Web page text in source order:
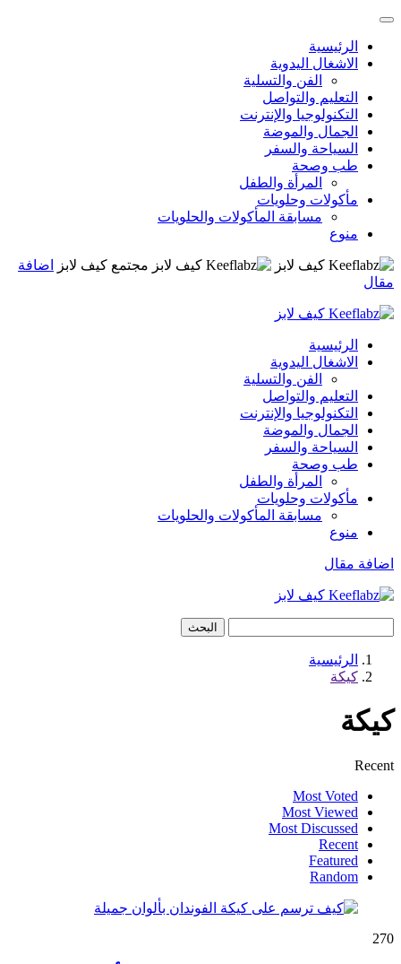
الرئيسية
الاشغال اليدوية
الفن والتسلية
التعليم والتواصل
التكنولوجيا والإنترنت
الجمال والموضة
السياحة والسفر
طب وصحة
المرأة والطفل
مأكولات وحلويات
مسابقة المأكولات والحلويات
منوع
مجتمع كيف لابز
اضافة
مقال
الرئيسية
الاشغال اليدوية
الفن والتسلية
التعليم والتواصل
التكنولوجيا والإنترنت
الجمال والموضة
السياحة والسفر
طب وصحة
المرأة والطفل
مأكولات وحلويات
مسابقة المأكولات والحلويات
منوع
اضافة مقال
البحث
الرئيسية
كيكة
كيكة
Recent
Most Voted
Most Viewed
Most Discussed
Recent
Featured
Random
270